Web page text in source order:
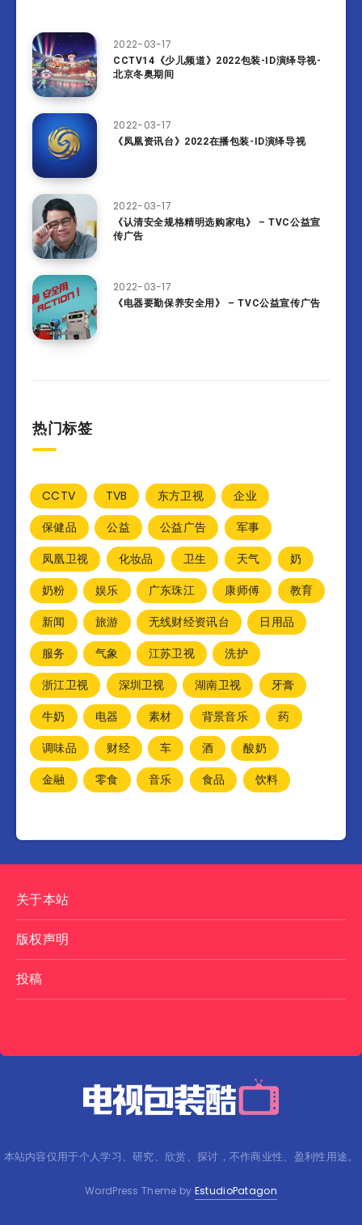
2022-03-17
CCTV14《少儿频道》2022包装-ID演绎导视-
北京冬奥期间
2022-03-17
《凤凰资讯台》2022在播包装-ID演绎导视
2022-03-17
《认清安全规格精明选购家电》 – TVC公益宣
传广告
2022-03-17
《电器要勤保养安全用》 – TVC公益宣传广告
热门标签
CCTV TVB 东方卫视
企业
保健品
公益 公益广告
军事
凤凰卫视
化妆品 卫生 天气
奶
奶粉
娱乐 广东珠江 康师傅
教育
新闻
旅游 无线财经资讯台
日用品
服务
气象 江苏卫视
洗护
浙江卫视
深圳卫视 湖南卫视
牙膏
牛奶
电器 素材 背景音乐
药
调味品
财经 车 酒
酸奶
金融
零食 音乐 食品 饮料
关于本站
版权声明
投稿
本站内容仅用于个人学习、研究、欣赏、探讨，不作商业性、盈利性用途。
WordPress Theme by EstudioPatagon